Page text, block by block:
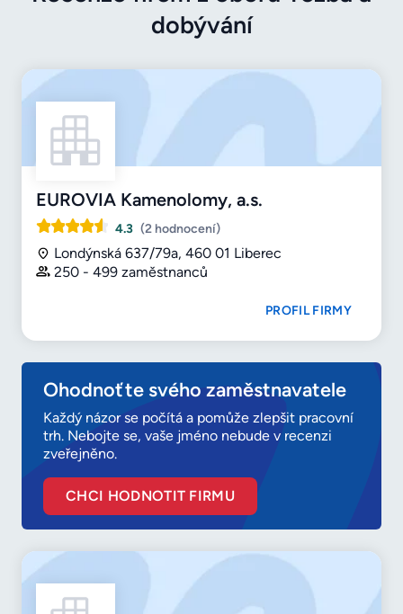
dobývání
EUROVIA Kamenolomy, a.s.
4.3 (2 hodnocení)
Londýnská 637/79a, 460 01 Liberec
250 - 499 zaměstnanců
PROFIL FIRMY
Ohodnoťte svého zaměstnavatele
Každý názor se počítá a pomůže zlepšit pracovní
trh. Nebojte se, vaše jméno nebude v recenzi
zveřejněno.
CHCI HODNOTIT FIRMU